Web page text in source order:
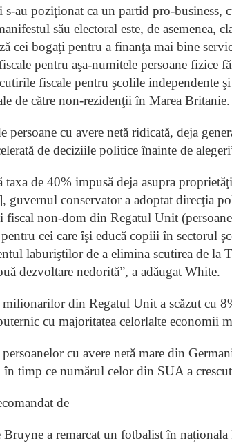
au poziţionat ca un partid pro-business,
său electoral este, de asemenea,
cei bogaţi pentru a finanţa mai bine
pentru aşa-numitele persoane fizice
fiscale pentru şcolile independente
de către non-rezidenţii în Marea Britanie.
persoane cu avere netă ridicată, deja
de deciziile politice înainte de
taxa de 40% impusă deja asupra
guvernul conservator a adoptat direcţia
fiscal non-dom din Regatul Unit
cei care îşi educă copiii în sectorul
laburiştilor de a elimina scutirea de la
dezvoltare nedorită”, a adăugat White.
din Regatul Unit a scăzut cu
cu majoritatea celorlalte economii
cu avere netă mare din
în timp ce numărul celor din SUA a
de
a remarcat un fotbalist în